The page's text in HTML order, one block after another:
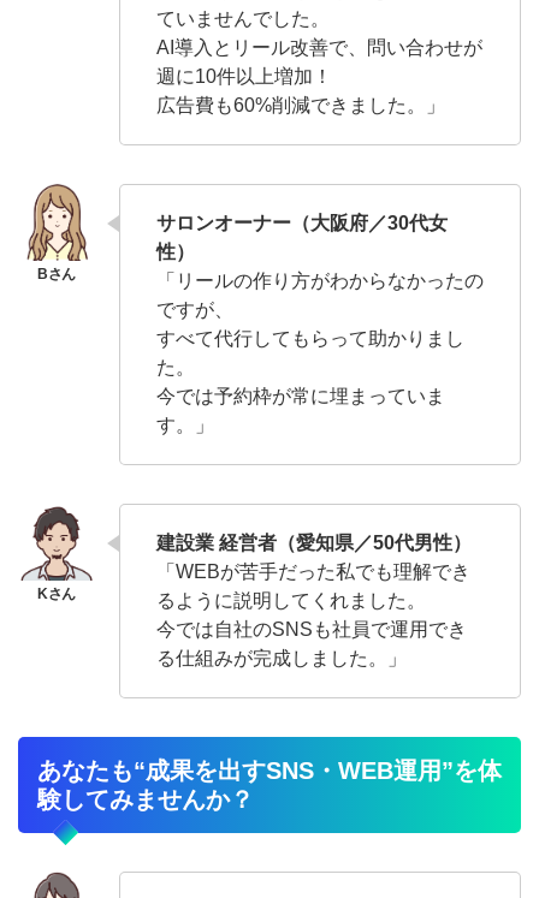
ていませんでした。
AI導入とリール改善で、問い合わせが
週に10件以上増加！
広告費も60%削減できました。」
サロンオーナー（大阪府／30代女
性）
「リールの作り方がわからなかったの
ですが、
すべて代行してもらって助かりまし
た。
今では予約枠が常に埋まっていま
す。」
建設業 経営者（愛知県／50代男性）
「WEBが苦手だった私でも理解でき
るように説明してくれました。
今では自社のSNSも社員で運用でき
る仕組みが完成しました。」
あなたも“成果を出すSNS・WEB運用”を体
験してみませんか？